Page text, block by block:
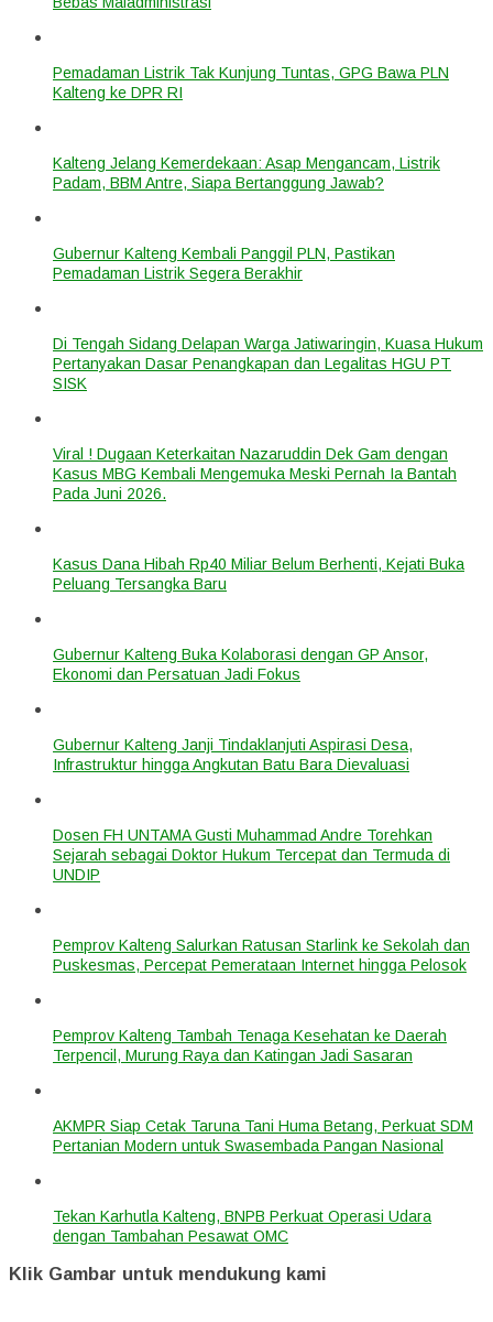
Pemadaman Listrik Tak Kunjung Tuntas, GPG Bawa PLN
Kalteng ke DPR RI
Kalteng Jelang Kemerdekaan: Asap Mengancam, Listrik
Padam, BBM Antre, Siapa Bertanggung Jawab?
Gubernur Kalteng Kembali Panggil PLN, Pastikan
Pemadaman Listrik Segera Berakhir
Di Tengah Sidang Delapan Warga Jatiwaringin, Kuasa Hukum
Pertanyakan Dasar Penangkapan dan Legalitas HGU PT
SISK
Viral ! Dugaan Keterkaitan Nazaruddin Dek Gam dengan
Kasus MBG Kembali Mengemuka Meski Pernah Ia Bantah
Pada Juni 2026.
Kasus Dana Hibah Rp40 Miliar Belum Berhenti, Kejati Buka
Peluang Tersangka Baru
Gubernur Kalteng Buka Kolaborasi dengan GP Ansor,
Ekonomi dan Persatuan Jadi Fokus
Gubernur Kalteng Janji Tindaklanjuti Aspirasi Desa,
Infrastruktur hingga Angkutan Batu Bara Dievaluasi
Dosen FH UNTAMA Gusti Muhammad Andre Torehkan
Sejarah sebagai Doktor Hukum Tercepat dan Termuda di
UNDIP
Pemprov Kalteng Salurkan Ratusan Starlink ke Sekolah dan
Puskesmas, Percepat Pemerataan Internet hingga Pelosok
Pemprov Kalteng Tambah Tenaga Kesehatan ke Daerah
Terpencil, Murung Raya dan Katingan Jadi Sasaran
AKMPR Siap Cetak Taruna Tani Huma Betang, Perkuat SDM
Pertanian Modern untuk Swasembada Pangan Nasional
Tekan Karhutla Kalteng, BNPB Perkuat Operasi Udara
dengan Tambahan Pesawat OMC
Klik Gambar untuk mendukung kami